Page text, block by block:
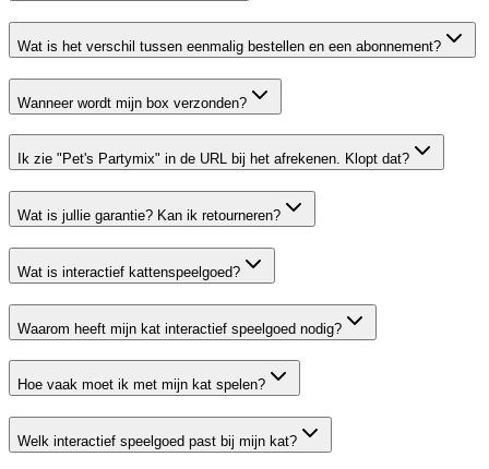
Wat is het verschil tussen eenmalig bestellen en een abonnement?
Wanneer wordt mijn box verzonden?
Ik zie "Pet's Partymix" in de URL bij het afrekenen. Klopt dat?
Wat is jullie garantie? Kan ik retourneren?
Wat is interactief kattenspeelgoed?
Waarom heeft mijn kat interactief speelgoed nodig?
Hoe vaak moet ik met mijn kat spelen?
Welk interactief speelgoed past bij mijn kat?